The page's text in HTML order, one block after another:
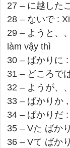
27 – に越した
28 – ないで :
29 – ようと、
làm vậy thì
30 – ばかりに
31 – どころで
32 – ようが、
33 – ばかりか
34 – ばかりだ
35 – Vた ばか
36 – Vて ばか